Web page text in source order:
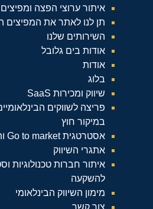
איתור ערוצי הפצה ומפיצים
תן לנו לאתר את המפיצים
השירותים שלנו
אודות בים גלובל
אודות
בלוג
שיווק ומכירות SaaS
פריצה לשווקים
במיקור חוץ
אסטרטגית Go to market ותכנית שיווק בינלאומית
אתגרי השיווק
איתור חברות טכנולוגיות
להשקעה
מימון השיווק הבינלאומי